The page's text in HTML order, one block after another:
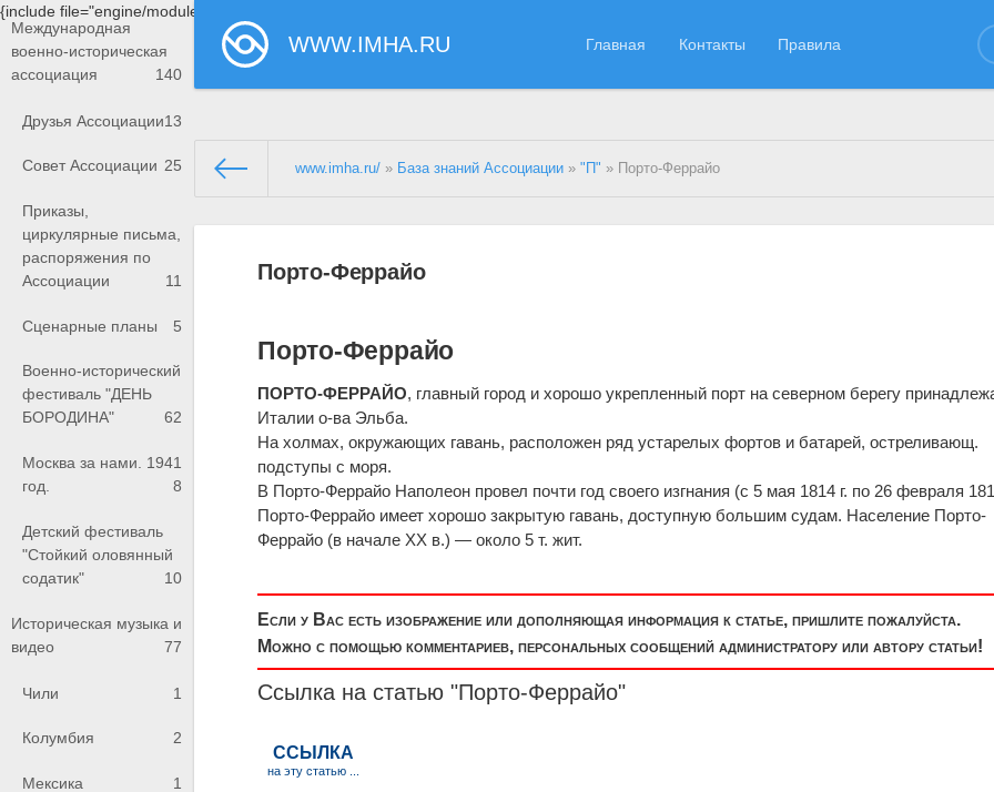
{include file="engine/modules/saperu/head.php"}
WWW.IMHA.RU Главная Контакты Правила
Международная
военно-историческая
ассоциация
140
Друзья Ассоциации13
Совет Ассоциации 25
Приказы,
циркулярные письма,
распоряжения по
Ассоциации
11
Сценарные планы 5
Военно-исторический
фестиваль "ДЕНЬ
БОРОДИНА"
62
Москва за нами. 1941
год.
8
Детский фестиваль
"Стойкий оловянный
содатик"
10
Историческая музыка и
видео
77
Чили 1
Колумбия 2
Мексика 1
www.imha.ru/ » База знаний Ассоциации »"П" » Порто-Феррайо
Порто-Феррайо
Порто-Феррайо
ПОРТО-ФЕРРАЙО, главный город и хорошо укрепленный порт на северном берегу
Италии о-ва Эльба.
На холмах, окружающих гавань, расположен ряд устарелых фортов и батарей, остреливающ.
подступы с моря.
В Порто-Феррайо Наполеон провел почти год своего изгнания (с 5 мая 1814 г. по 26 февраля
Порто-Феррайо имеет хорошо закрытую гавань, доступную большим судам. Население Порто-
Феррайо (в начале XX в.) — около 5 т. жит.
Если у Вас есть изображение или дополняющая информация к статье, пришлите пожалуйста.
Можно с помощью комментариев, персональных сообщений администратору или автору статьи!
Ссылка на статью "Порто-Феррайо"